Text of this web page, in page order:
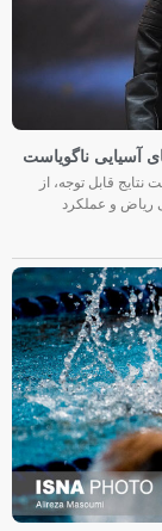
قابل توجه، از
و عملکرد